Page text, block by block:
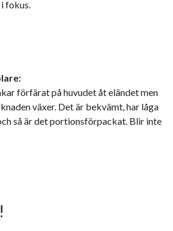
fokus.
förfärat på huvudet åt eländet men
växer. Det är bekvämt, har låga
så är det portionsförpackat. Blir inte